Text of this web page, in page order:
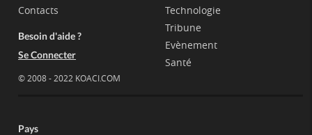
Contacts
Besoin d'aide ?
Se Connecter
© 2008 - 2022 KOACI.COM
Technologie
Tribune
Evènement
Santé
Pays